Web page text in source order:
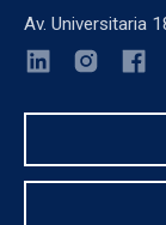
Av. Universitaria